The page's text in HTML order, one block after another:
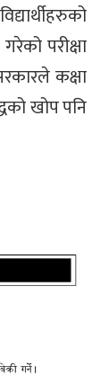
परीक्षा
कक्षा
खोप पनि